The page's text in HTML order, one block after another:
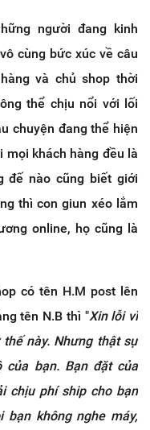
người đang kinh
cùng bức xúc về câu
và chủ shop thời
thể chịu nổi với lối
chuyện đang thể hiện
mọi khách hàng đều là
đế nào cũng biết giới
thì con giun xéo lắm
online, họ cũng là
có tên H.M post lên
tên N.B thì "Xin lỗi vì
này. Nhưng thật sự
bạn. Bạn đặt của
chịu phí ship cho bạn
không nghe máy,